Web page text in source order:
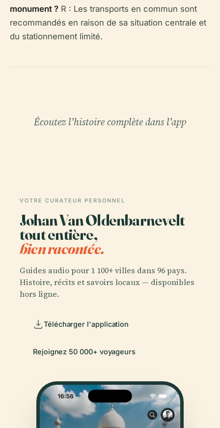
monument ? R : Les transports en commun sont
recommandés en raison de sa situation centrale et
du stationnement limité.
Écoutez l'histoire complète dans l'app
VOTRE CURATEUR PERSONNEL
Johan Van Oldenbarnevelt
tout entière,
bien racontée.
Guides audio pour 1 100+ villes dans 96 pays.
Histoire, récits et savoirs locaux — disponibles
hors ligne.
Télécharger l'application
Rejoignez 50 000+ voyageurs